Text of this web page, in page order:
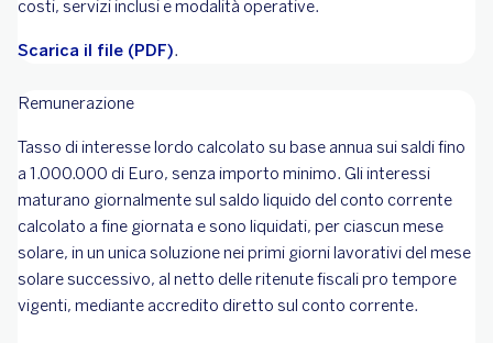
costi, servizi inclusi e modalità operative.
Scarica il file (PDF).
Remunerazione
Tasso di interesse lordo calcolato su base annua sui saldi fino
a 1.000.000 di Euro, senza importo minimo. Gli interessi
maturano giornalmente sul saldo liquido del conto corrente
calcolato a fine giornata e sono liquidati, per ciascun mese
solare, in un unica soluzione nei primi giorni lavorativi del mese
solare successivo, al netto delle ritenute fiscali pro tempore
vigenti, mediante accredito diretto sul conto corrente.